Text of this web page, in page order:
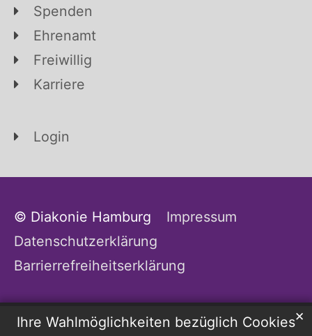
Ihre Wahlmöglichkeiten bezüglich Cookies✕
Spenden
Ehrenamt
Freiwillig
Karriere
Login
© Diakonie Hamburg
Impressum
Datenschutzerklärung
Barrierrefreiheitserklärung